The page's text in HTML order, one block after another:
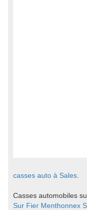
casses auto à Sales
Casses automobiles
Sur Fier Menthonnex